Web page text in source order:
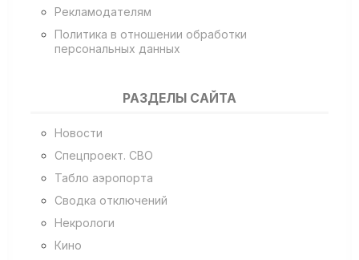
Рекламодателям
Политика в отношении обработки
персональных данных
РАЗДЕЛЫ САЙТА
Новости
Спецпроект. СВО
Табло аэропорта
Сводка отключений
Некрологи
Кино